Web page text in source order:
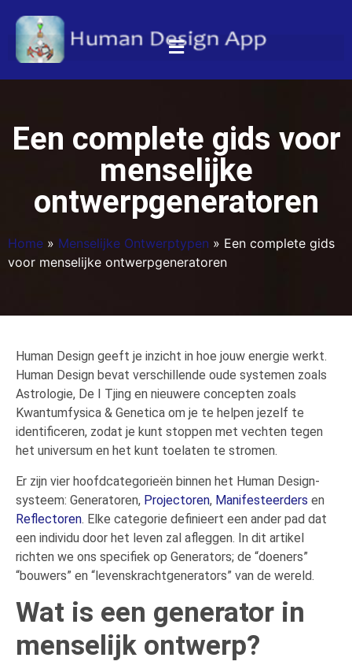
Een complete gids voor
menselijke
ontwerpgeneratoren
Home » Menselijke Ontwerptypen » Een complete gids
voor menselijke ontwerpgeneratoren
Human Design geeft je inzicht in hoe jouw energie werkt.
Human Design bevat verschillende oude systemen zoals
Astrologie, De I Tjing en nieuwere concepten zoals
Kwantumfysica & Genetica om je te helpen jezelf te
identificeren, zodat je kunt stoppen met vechten tegen
het universum en het kunt toelaten te stromen.
Er zijn vier hoofdcategorieën binnen het Human Design-
systeem: Generatoren, Projectoren, Manifesteerders en
Reflectoren. Elke categorie definieert een ander pad dat
een individu door het leven zal afleggen. In dit artikel
richten we ons specifiek op Generators; de “doeners”
“bouwers” en “levenskrachtgenerators” van de wereld.
Wat is een generator in
menselijk ontwerp?